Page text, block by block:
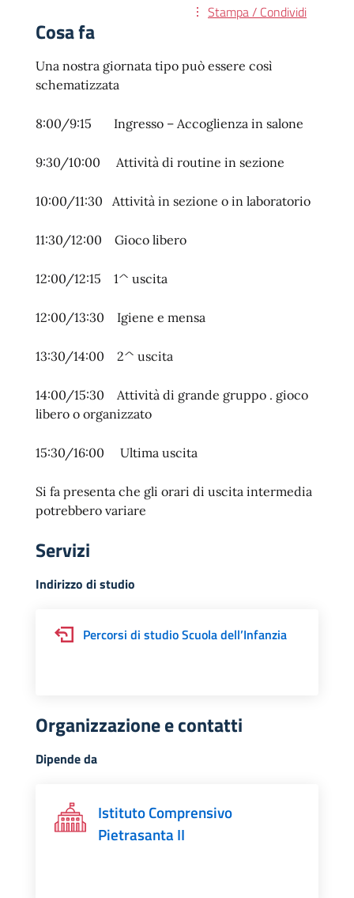
Stampa / Condividi
Cosa fa
Una nostra giornata tipo può essere così
schematizzata
8:00/9:15 Ingresso – Accoglienza in salone
9:30/10:00 Attività di routine in sezione
10:00/11:30 Attività in sezione o in laboratorio
11:30/12:00 Gioco libero
12:00/12:15 1^ uscita
12:00/13:30 Igiene e mensa
13:30/14:00 2^ uscita
14:00/15:30 Attività di grande gruppo . gioco
libero o organizzato
15:30/16:00 Ultima uscita
Si fa presenta che gli orari di uscita intermedia
potrebbero variare
Servizi
Indirizzo di studio
Percorsi di studio Scuola dell’Infanzia
Organizzazione e contatti
Dipende da
Istituto Comprensivo
Pietrasanta II